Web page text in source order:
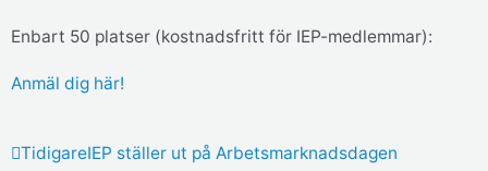
Enbart 50 platser (kostnadsfritt för IEP-medlemmar):
Anmäl dig här!
TidigareIEP ställer ut på Arbetsmarknadsdagen